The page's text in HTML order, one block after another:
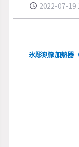
2022-07-19
氷彫刻像加熱器